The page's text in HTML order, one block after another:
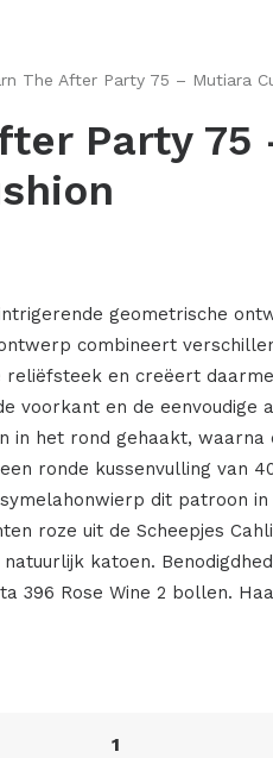
The After Party 75 – Mutiara
Party 75
geometrische
combineert
reliëfsteek en creëert
voorkant en de eenvoudige
in het rond gehaakt, waarna
ronde kussenvulling van
dit patroon
roze uit de Scheepjes
katoen.
396 Rose Wine 2 bollen.